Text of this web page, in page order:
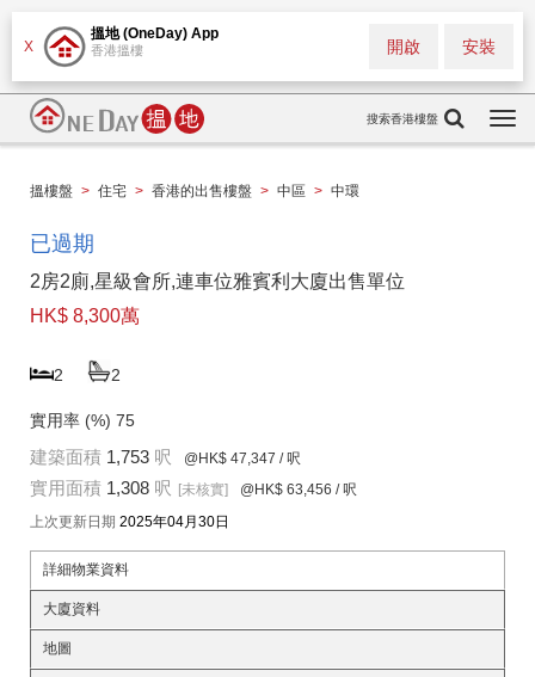
X
搵地 (OneDay) App
香港搵樓 安裝
開啟
搜索香港樓盤
搵樓盤 > 住宅 > 香港的出售樓盤 > 中區 > 中環
已過期
2房2廁,星級會所,連車位雅賓利大廈出售單位
HK$ 8,300萬
2 2
實用率 (%) 75
建築面積 1,753 呎 @HK$ 47,347 / 呎
實用面積 1,308 呎 [未核實] @HK$ 63,456 / 呎
上次更新日期 2025年04月30日
詳細物業資料
大廈資料
地圖